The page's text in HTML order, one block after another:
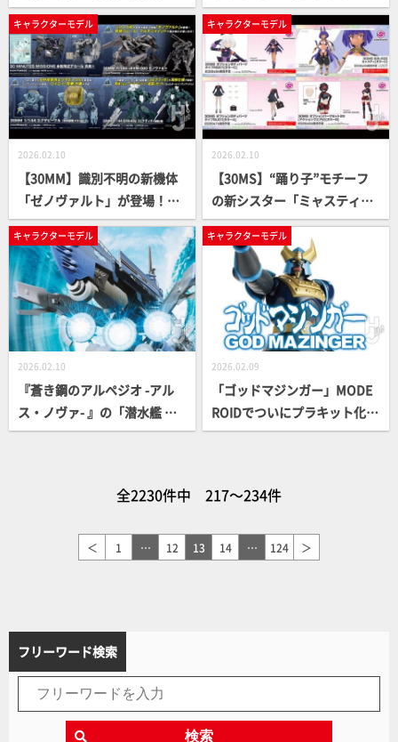
「鉄禍ノ侍」が登場！「アイ
テムショップ5(マーシャルオ
プション)」も公開【第13回 3
0 MINUTES LABEL 新商品発
表会】
アイテムがついに公開！主人
公ノヴァ専用アーセナル「バ
ハムート」、そして「名状し
がたきもの」の商品化が決
定！【第13回 30 MINUTES L
ABEL 新商品発表会】
キャラクターモデル
2026.02.10
【30MM】識別不明の新機体
「ゼノヴァルト」が登場！
「水転写式デカール④」「ス
ピナティオ(海賊使用)」「エ
グザビーグル (水中探索メカV
er.)」などの発売も決定【第1
3回 30 MINUTES LABEL 新商
品発表会】
キャラクターモデル
2026.02.10
【30MS】“踊り子”モチーフ
の新シスター「ミャスティ」
登場！“制服ボディ”や“闇落ち
魔法少女ボディ”、「アクショ
ンウエアβ」などオプション
パーツも多数発売！【第13回
30 MINUTES LABEL 新商品発
表会】
キャラクターモデル
2026.02.10
『蒼き鋼のアルペジオ -アル
ス・ノヴァ- 』の「潜水艦 イ4
01」傑作キットが10年ぶりに
キャラクターモデル
2026.02.09
「ゴッドマジンガー」MODE
ROIDでついにプラキット化！
40年の時を経て甦った巨神に
を追求する！
全2230件中 217～234件
＜ 1 … 12 13 14 … 124 ＞
フリーワード検索
検索